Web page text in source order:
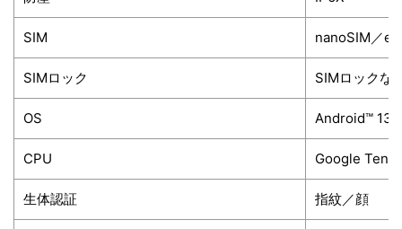
SIM nanoSIM／
SIMロック SIMロックな
OS Android™ 13
CPU Google
生体認証 指紋／顔